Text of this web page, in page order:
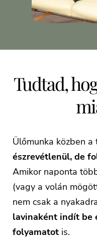
Tudtad,
Ülőmunka közben a
észrevétlenül, de
Amikor naponta
(vagy a volán
nem csak a
lavinaként indít be
folyamatot is.